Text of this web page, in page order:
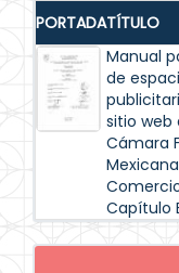
PORTADATÍTULO
Manual
de
sitio web
Cámara
Capítulo